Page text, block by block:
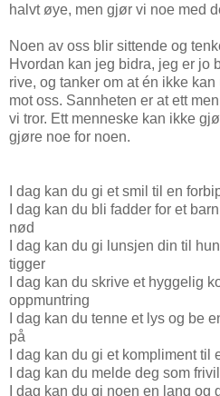
halvt øye, men gjør vi noe med
Noen av oss blir sittende og
Hvordan kan jeg bidra, jeg er jo
rive, og tanker om at én ikke
mot oss. Sannheten er at ett
vi tror. Ett menneske kan ikke
gjøre noe for noen.
I dag kan du gi et smil til en
I dag kan du bli fadder for et
nød
I dag kan du gi lunsjen din til
tigger
I dag kan du skrive et hyggelig
oppmuntring
I dag kan du tenne et lys og be
på
I dag kan du gi et kompliment
I dag kan du melde deg som
I dag kan du gi noen en lang og